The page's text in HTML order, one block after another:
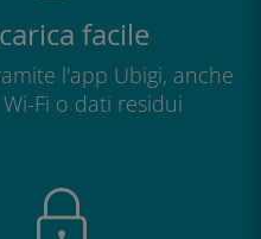
facile
l'app Ubigi, anche
Fi o dati residui